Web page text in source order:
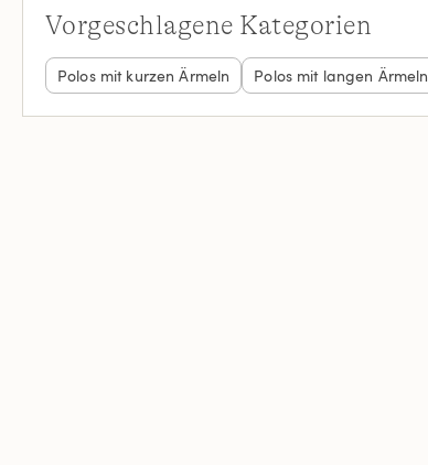
Vorgeschlagene Kategorien
Polos mit kurzen Ärmeln Polos mit langen Ärmeln